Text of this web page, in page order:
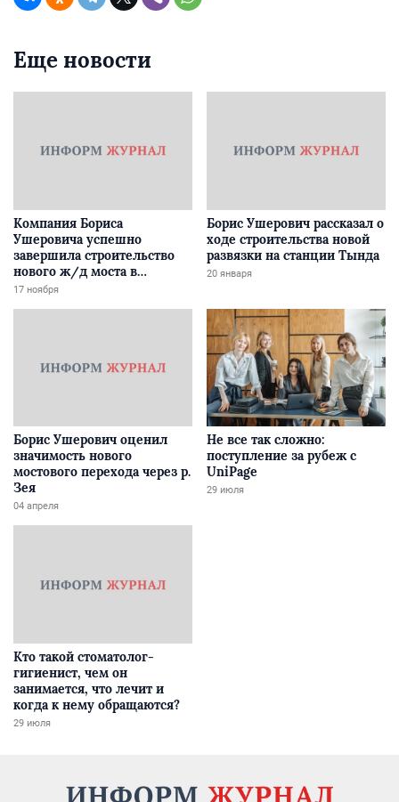
Еще новости
Компания Бориса
Ушеровича успешно
завершила строительство
нового ж/д моста в
Забайкалье
17 ноября
Борис Ушерович рассказал о
ходе строительства новой
развязки на станции Тында
20 января
Борис Ушерович оценил
значимость нового
мостового перехода через р.
Зея
04 апреля
Не все так сложно:
поступление за рубеж с
UniPage
29 июля
Кто такой стоматолог-
гигиенист, чем он
занимается, что лечит и
когда к нему обращаются?
29 июля